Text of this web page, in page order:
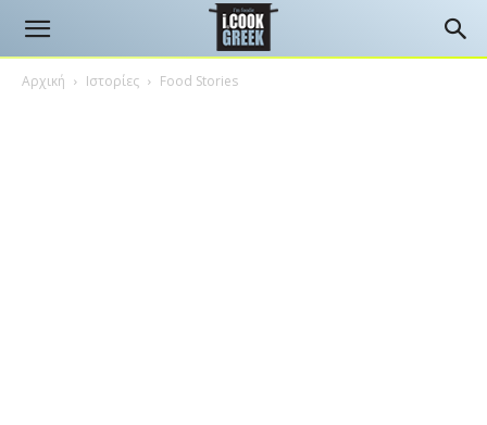
Αρχική Ιστορίες Food Stories